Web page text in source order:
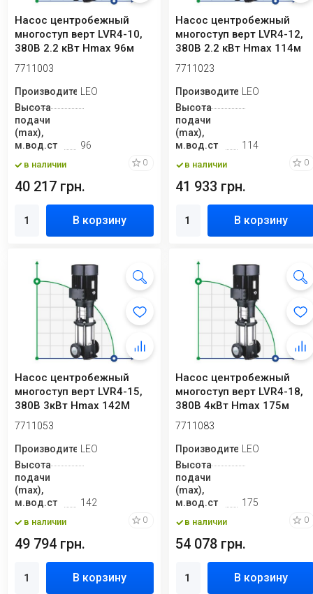
Насос центробежный
многоступ верт LVR4-10,
380В 2.2 кВт Hmax 96м
Qmax 133.3 л...
7711003
ПроизводительLEO
Высота
подачи
(max),
м.вод.ст
96
в наличии 0
40 217 грн.
В корзину
Насос центробежный
многоступ верт LVR4-12,
380В 2.2 кВт Hmax 114м
Qmax 133.3 ...
7711023
ПроизводительLEO
Высота
подачи
(max),
м.вод.ст
114
в наличии 0
41 933 грн.
В корзину
Насос центробежный
многоступ верт LVR4-15,
380В 3кВт Hmax 142М
Qmax 133.3 л/м...
7711053
ПроизводительLEO
Высота
подачи
(max),
м.вод.ст
142
в наличии 0
49 794 грн.
В корзину
Насос центробежный
многоступ верт LVR4-18,
380В 4кВт Hmax 175м
Qmax 133.3 л/м...
7711083
ПроизводительLEO
Высота
подачи
(max),
м.вод.ст
175
в наличии 0
54 078 грн.
В корзину